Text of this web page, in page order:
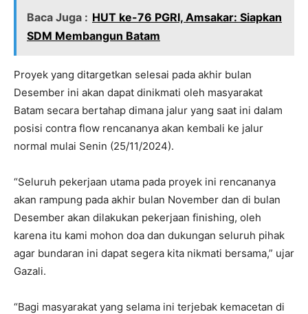
Baca Juga : HUT ke-76 PGRI, Amsakar: Siapkan
SDM Membangun Batam
Proyek yang ditargetkan selesai pada akhir bulan
Desember ini akan dapat dinikmati oleh masyarakat
Batam secara bertahap dimana jalur yang saat ini dalam
posisi contra flow rencananya akan kembali ke jalur
normal mulai Senin (25/11/2024).
“Seluruh pekerjaan utama pada proyek ini rencananya
akan rampung pada akhir bulan November dan di bulan
Desember akan dilakukan pekerjaan finishing, oleh
karena itu kami mohon doa dan dukungan seluruh pihak
agar bundaran ini dapat segera kita nikmati bersama,” ujar
Gazali.
“Bagi masyarakat yang selama ini terjebak kemacetan di